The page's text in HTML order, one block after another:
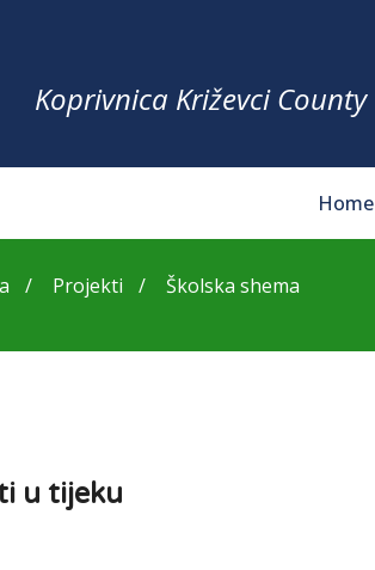
Koprivnica Križevci County
Home
Projekti Školska shema
u tijeku